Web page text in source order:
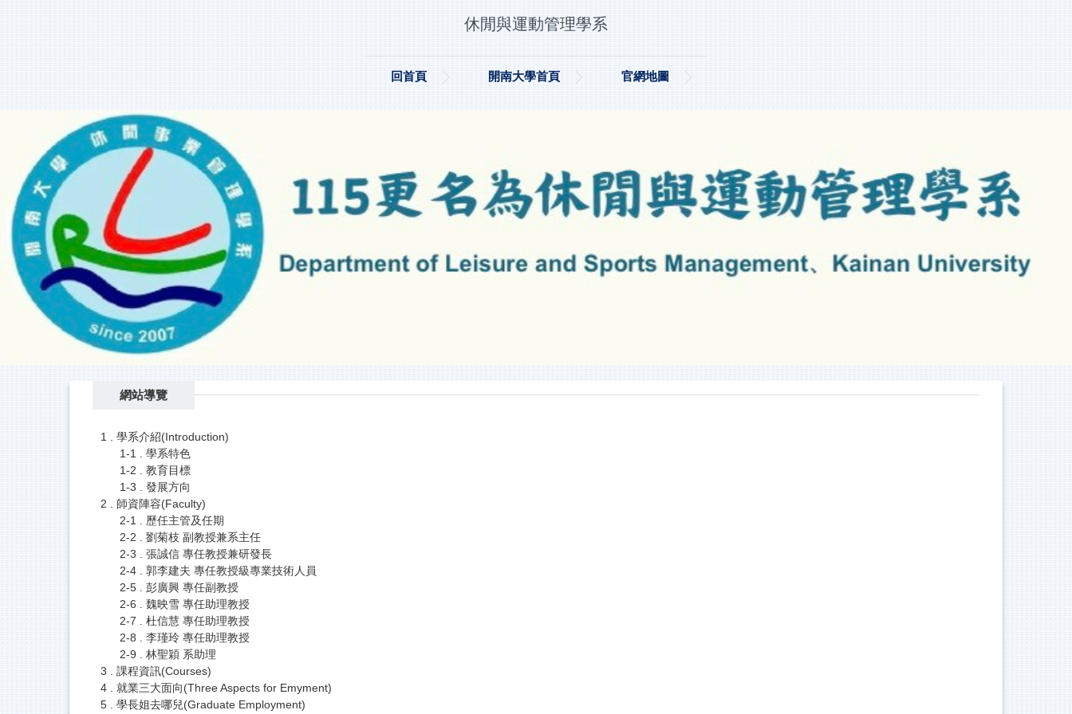
休閒與運動管理學系
回首頁 開南大學首頁 官網地圖
網站導覽
1 . 學系介紹(Introduction)
1-1 . 學系特色
1-2 . 教育目標
1-3 . 發展方向
2 . 師資陣容(Faculty)
2-1 . 歷任主管及任期
2-2 . 劉菊枝 副教授兼系主任
2-3 . 張誠信 專任教授兼研發長
2-4 . 郭李建夫 專任教授級專業技術人員
2-5 . 彭廣興 專任副教授
2-6 . 魏映雪 專任助理教授
2-7 . 杜信慧 專任助理教授
2-8 . 李瑾玲 專任助理教授
2-9 . 林聖穎 系助理
3 . 課程資訊(Courses)
4 . 就業三大面向(Three Aspects for Emyment)
5 . 學長姐去哪兒(Graduate Employment)